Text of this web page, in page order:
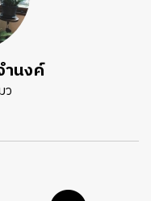
นงค์
ว